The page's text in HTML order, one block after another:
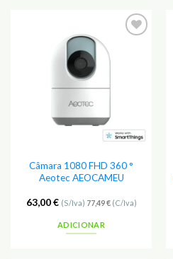
Câmara 1080 FHD 360 °
Aeotec AEOCAMEU
63,00€ (S/Iva) 77,49€(C/Iva)
ADICIONAR